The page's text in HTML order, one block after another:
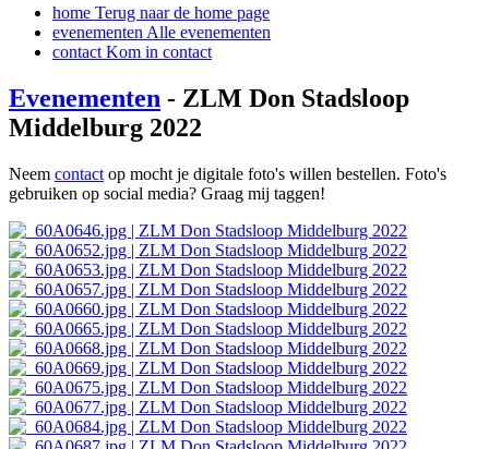
home Terug naar de home page
evenementen Alle evenementen
contact Kom in contact
Evenementen - ZLM Don Stadsloop
Middelburg 2022
Neem contact op mocht je digitale foto's willen bestellen. Foto's
gebruiken op social media? Graag mij taggen!